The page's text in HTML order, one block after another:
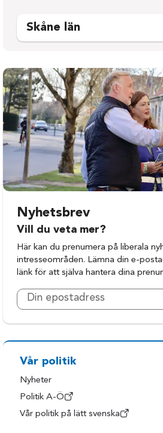
Skåne län
Bromölla
Burlöv
Båstad
Eslöv
Helsingborg
Hässleholm
Höganäs
Hörby
Höör
Klippan
Kristianstad
Landskrona
Lund
Malmö
Sjöbo
Ystad
Nyhetsbrev
Vill du veta mer?
Här kan du prenumera på liberala
intresseområden. Lämna din e-
länk för att själva hantera dina
Vår politik
Nyheter
Politik A-Ö
Vår politik på lätt svenska